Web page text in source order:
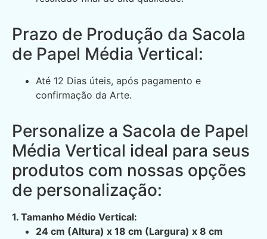
Prazo de Produção da Sacola
de Papel Média Vertical:
Até 12 Dias úteis, após pagamento e
confirmação da Arte.
Personalize a Sacola de Papel
Média Vertical ideal para seus
produtos com nossas opções
de personalização:
1. Tamanho Médio Vertical:
24 cm (Altura) x 18 cm (Largura) x 8 cm